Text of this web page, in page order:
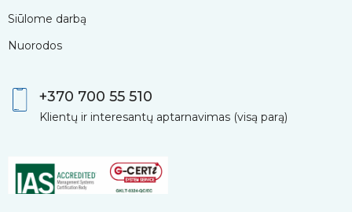
Siūlome darbą
Nuorodos
+370 700 55 510
Klientų ir interesantų aptarnavimas (visą parą)